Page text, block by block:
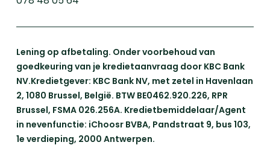
Lening op afbetaling. Onder voorbehoud van
goedkeuring van je kredietaanvraag door KBC Bank
NV.Kredietgever: KBC Bank NV, met zetel in Havenlaan
2, 1080 Brussel, België. BTW BE0462.920.226, RPR
Brussel, FSMA 026.256A. Kredietbemiddelaar/Agent
in nevenfunctie: iChoosr BVBA, Pandstraat 9, bus 103,
1e verdieping, 2000 Antwerpen.